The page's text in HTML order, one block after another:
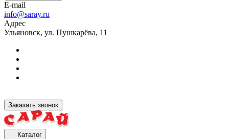
E-mail
info@saray.ru
Адрес
Ульяновск, ул. Пушкарёва, 11
Заказать звонок
Каталог